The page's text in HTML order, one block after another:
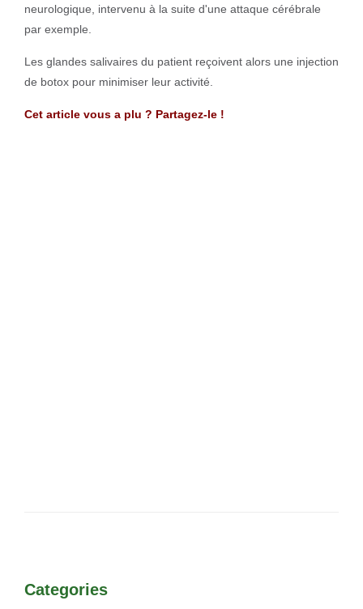
neurologique, intervenu à la suite d'une attaque cérébrale
par exemple.
Les glandes salivaires du patient reçoivent alors une injection
de botox pour minimiser leur activité.
Cet article vous a plu ? Partagez-le !
Categories